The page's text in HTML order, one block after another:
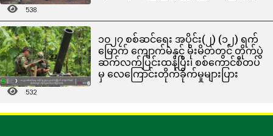
538
၁၀၂၇ စစ်ဆင်ရေး အပိုင်း(၂) (၁၂) ရက်
မြောက် ကျောက်မဲနှင့် မိုးမိတ်တွင် တိုက်ပွဲ
ဆက်လက်ပြင်းထန်ပြီး၊ စစ်ကောင်စီတပ်
မှ လေကြောင်းတိုက်ခိုက်မှုများပြား
532